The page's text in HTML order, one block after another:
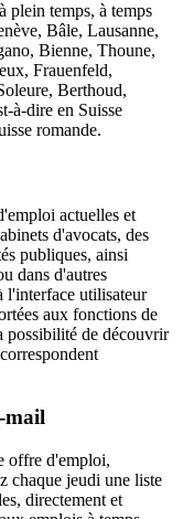
plein temps, à temps
Bâle, Lausanne,
Bienne, Thoune,
Frauenfeld,
Berthoud,
à-dire en Suisse
romande.
actuelles et
d'avocats, des
publiques, ainsi
dans d'autres
l'interface utilisateur
aux fonctions de
possibilité de découvrir
mail
offre d'emploi,
chaque jeudi une liste
directement et